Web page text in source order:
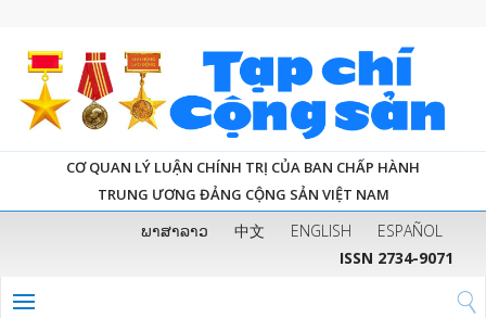
CƠ QUAN LÝ LUẬN CHÍNH TRỊ CỦA BAN CHẤP HÀNH
TRUNG ƯƠNG ĐẢNG CỘNG SẢN VIỆT NAM
ພາສາລາວ 中文 ENGLISH
ESPAÑOL
ISSN 2734-9071